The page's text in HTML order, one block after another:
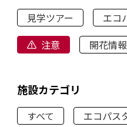
見学ツアー
エコ
注意
開花情報
施設カテゴリ
すべて
エコパス